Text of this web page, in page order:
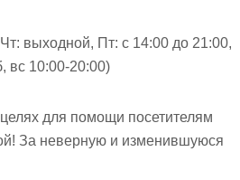
выходной, Пт: с 14:00 до 21:00,
вс 10:00-20:00)
для помощи посетителям
За неверную и изменившуюся